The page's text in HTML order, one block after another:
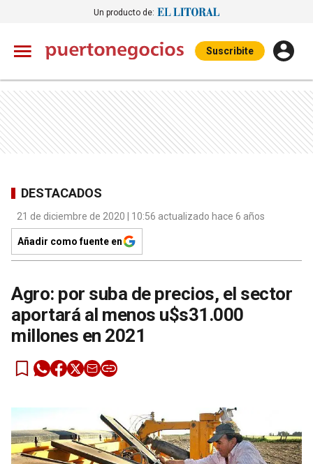
Un producto de:
Suscribite
DESTACADOS
21 de diciembre de 2020 | 10:56 actualizado hace 6 años
Añadir como fuente en
Agro: por suba de precios, el sector
aportará al menos u$s31.000
millones en 2021